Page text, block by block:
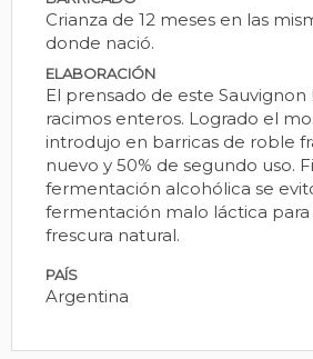
Crianza de 12 meses en las
donde nació.
ELABORACIÓN
El prensado de este
racimos enteros. Logrado el
introdujo en barricas de roble
nuevo y 50% de segundo uso.
fermentación alcohólica se
fermentación malo láctica para
frescura natural.
PAÍS
Argentina